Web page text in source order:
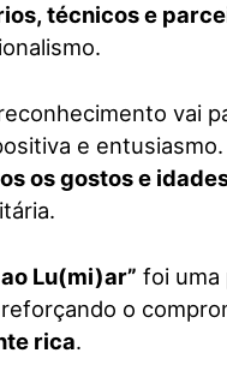
técnicos e
vai
e
os gostos e
Lu(mi)ar” foi uma
reforçando o
rica.